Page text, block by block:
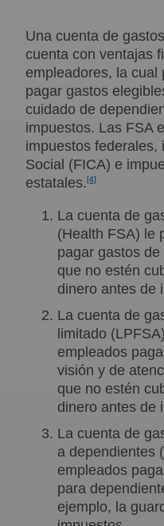
Una cuenta de
cuenta con ventajas
empleadores, la cual
pagar gastos
cuidado de
impuestos. Las FSA
impuestos federales,
Social (FICA) e
estatales.[4]
La cuenta de
(Health FSA) le
pagar gastos
que no estén
dinero antes de
La cuenta de
limitado
empleados
visión y de
que no estén
dinero antes de
La cuenta de
a dependientes
empleados
para
ejemplo, la